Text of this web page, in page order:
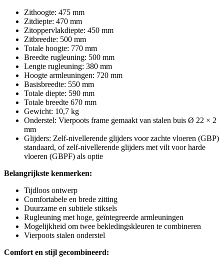
Zithoogte: 475 mm
Zitdiepte: 470 mm
Zitoppervlakdiepte: 450 mm
Zitbreedte: 500 mm
Totale hoogte: 770 mm
Breedte rugleuning: 500 mm
Lengte rugleuning: 380 mm
Hoogte armleuningen: 720 mm
Basisbreedte: 550 mm
Totale diepte: 590 mm
Totale breedte 670 mm
Gewicht: 10,7 kg
Onderstel: Vierpoots frame gemaakt van stalen buis Ø 22 × 2
mm
Glijders: Zelf-nivellerende glijders voor zachte vloeren (GBP)
standaard, of zelf-nivellerende glijders met vilt voor harde
vloeren (GBPF) als optie
Belangrijkste kenmerken:
Tijdloos ontwerp
Comfortabele en brede zitting
Duurzame en subtiele stiksels
Rugleuning met hoge, geïntegreerde armleuningen
Mogelijkheid om twee bekledingskleuren te combineren
Vierpoots stalen onderstel
Comfort en stijl gecombineerd: